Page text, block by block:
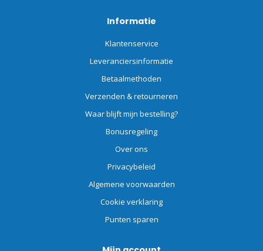
Informatie
Klantenservice
Leveranciersinformatie
Betaalmethoden
Verzenden & retourneren
Waar blijft mijn bestelling?
Bonusregeling
Over ons
Privacybeleid
Algemene voorwaarden
Cookie verklaring
Punten sparen